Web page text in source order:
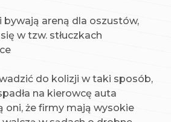
bywają areną dla oszustów,
w tzw. stłuczkach
do kolizji w taki sposób,
na kierowcę auta
oni, że firmy mają wysokie